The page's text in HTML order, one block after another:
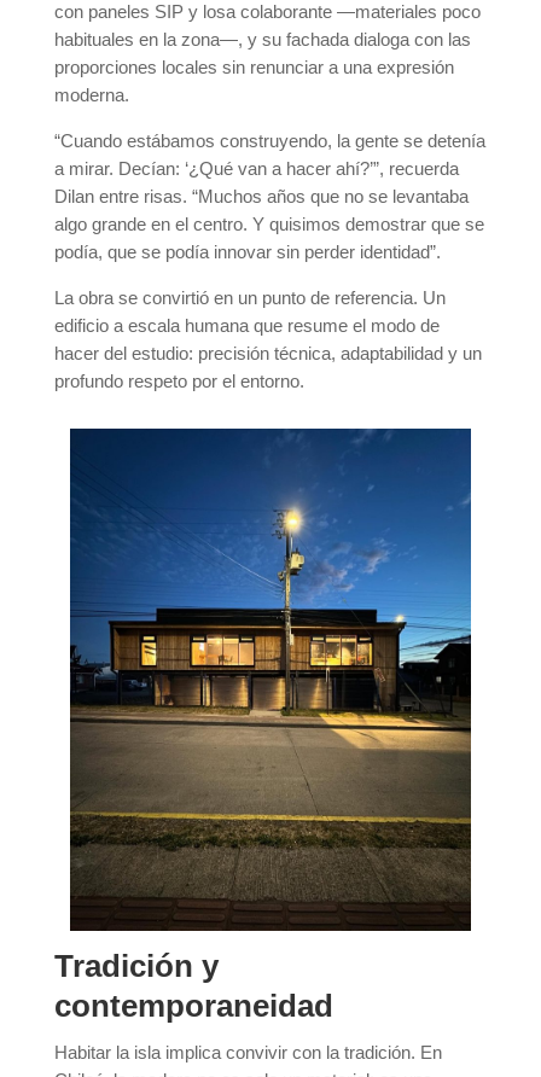
con paneles SIP y losa colaborante —materiales poco
habituales en la zona—, y su fachada dialoga con las
proporciones locales sin renunciar a una expresión
moderna.
“Cuando estábamos construyendo, la gente se detenía
a mirar. Decían: ‘¿Qué van a hacer ahí?’”, recuerda
Dilan entre risas. “Muchos años que no se levantaba
algo grande en el centro. Y quisimos demostrar que se
podía, que se podía innovar sin perder identidad”.
La obra se convirtió en un punto de referencia. Un
edificio a escala humana que resume el modo de
hacer del estudio: precisión técnica, adaptabilidad y un
profundo respeto por el entorno.
Tradición y
contemporaneidad
Habitar la isla implica convivir con la tradición. En